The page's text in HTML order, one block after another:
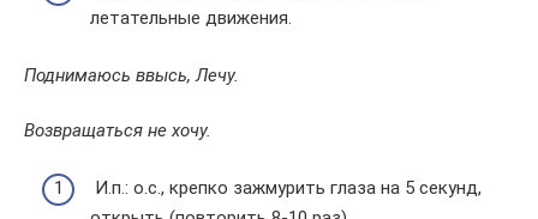
летательные движения.
Поднимаюсь ввысь, Лечу.
Возвращаться не хочу.
И.п.: о.с., крепко зажмурить глаза на 5 секунд,